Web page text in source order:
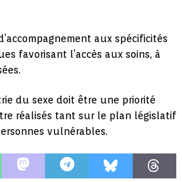
aux spécificités
favorisant l’accès aux soins, à
du sexe doit être une priorité
réalisés tant sur le plan législatif
vulnérables.